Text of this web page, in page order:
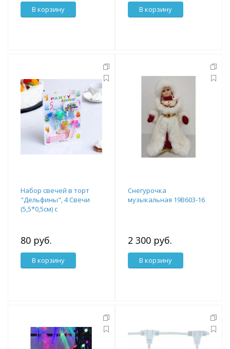
В корзину В корзину
Набор свечей в торт
"Дельфины", 4 Свечи
(5,5*0,5см) с
80 руб.
В корзину
Снегурочка
музыкальная 19В603-16
2 300 руб.
В корзину